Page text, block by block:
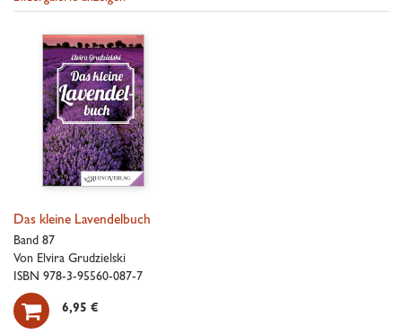
Das kleine Lavendelbuch
Band 87
Von Elvira Grudzielski
ISBN 978-3-95560-087-7
 6,95 €